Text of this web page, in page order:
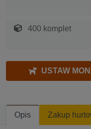
400 komplet
USTAW
Opis Zakup